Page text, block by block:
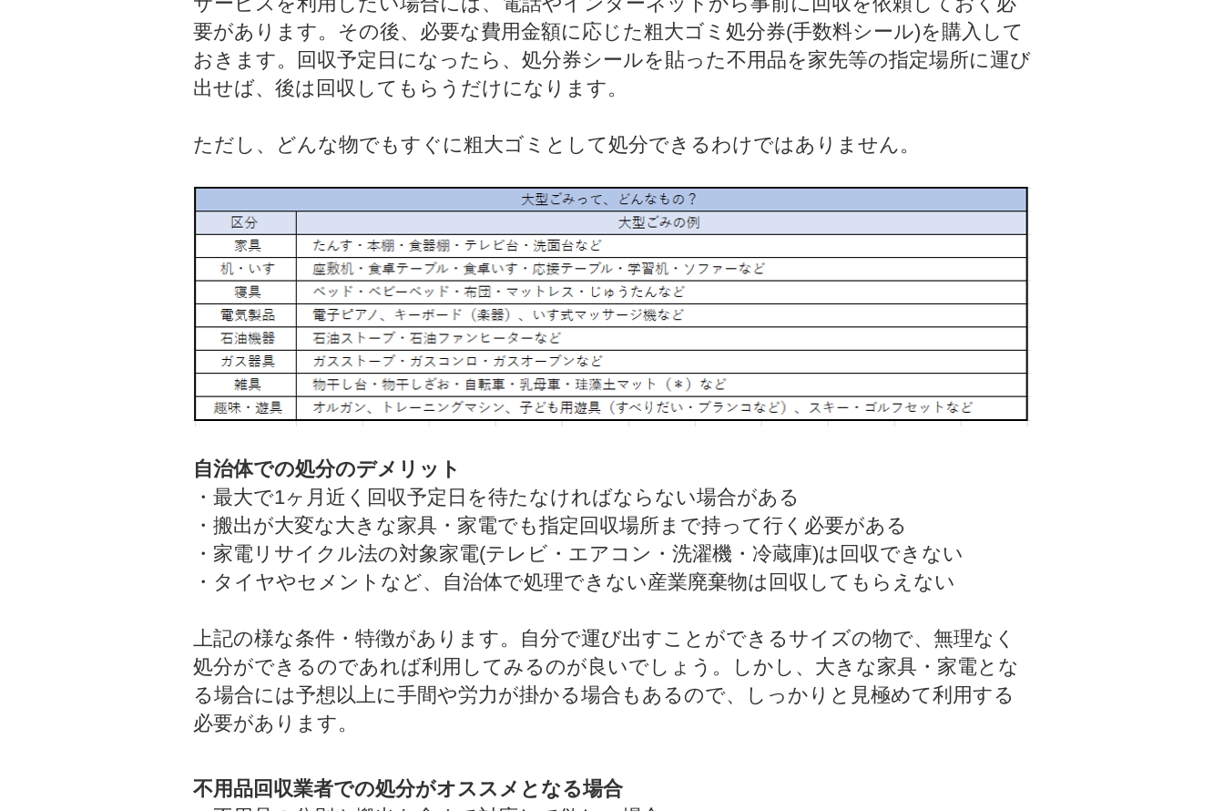
要があります。その後、必要な費用金額に応じた粗大ゴミ処分券(手数料シール)を購入して
おきます。回収予定日になったら、処分券シールを貼った不用品を家先等の指定場所に運び
出せば、後は回収してもらうだけになります。
ただし、どんな物でもすぐに粗大ゴミとして処分できるわけではありません。
自治体での処分のデメリット
・最大で1ヶ月近く回収予定日を待たなければならない場合がある
・搬出が大変な大きな家具・家電でも指定回収場所まで持って行く必要がある
・家電リサイクル法の対象家電(テレビ・エアコン・洗濯機・冷蔵庫)は回収できない
・タイヤやセメントなど、自治体で処理できない産業廃棄物は回収してもらえない
上記の様な条件・特徴があります。自分で運び出すことができるサイズの物で、無理なく
処分ができるのであれば利用してみるのが良いでしょう。しかし、大きな家具・家電とな
る場合には予想以上に手間や労力が掛かる場合もあるので、しっかりと見極めて利用する
必要があります。
不用品回収業者での処分がオススメとなる場合